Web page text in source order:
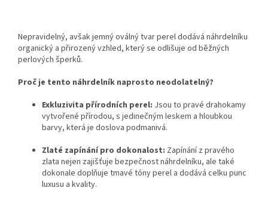
Nepravidelný, avšak jemný oválný tvar perel dodává náhrdelníku
organický a přirozený vzhled, který se odlišuje od běžných
perlových šperků.
Proč je tento náhrdelník naprosto neodolatelný?
Exkluzivita přírodních perel: Jsou to pravé drahokamy
vytvořené přírodou, s jedinečným leskem a hloubkou
barvy, která je doslova podmanivá.
Zlaté zapínání pro dokonalost: Zapínání z pravého
zlata nejen zajišťuje bezpečnost náhrdelníku, ale také
dokonale doplňuje tmavé tóny perel a dodává celku punc
luxusu a kvality.